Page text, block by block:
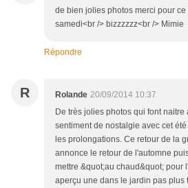
de bien jolies photos merci pour ce
samedi<br /> bizzzzzz<br /> Mimie
Répondre
R Rolande 20/09/2014 10:37
De très jolies photos qui font naitre
sentiment de nostalgie avec cet
les prolongations. Ce retour de la
annonce le retour de l'automne
mettre &quot;au chaud&quot; pour
aperçu une dans le jardin pas plus